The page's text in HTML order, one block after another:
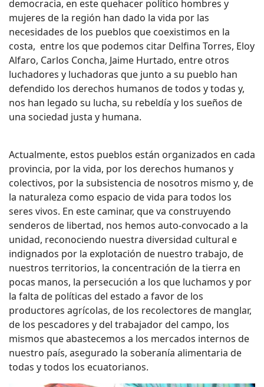
democracia, en este quehacer político hombres y
mujeres de la región han dado la vida por las
necesidades de los pueblos que coexistimos en la
costa, entre los que podemos citar Delfina Torres, Eloy
Alfaro, Carlos Concha, Jaime Hurtado, entre otros
luchadores y luchadoras que junto a su pueblo han
defendido los derechos humanos de todos y todas y,
nos han legado su lucha, su rebeldía y los sueños de
una sociedad justa y humana.
Actualmente, estos pueblos están organizados en cada
provincia, por la vida, por los derechos humanos y
colectivos, por la subsistencia de nosotros mismo y, de
la naturaleza como espacio de vida para todos los
seres vivos. En este caminar, que va construyendo
senderos de libertad, nos hemos auto-convocado a la
unidad, reconociendo nuestra diversidad cultural e
indignados por la explotación de nuestro trabajo, de
nuestros territorios, la concentración de la tierra en
pocas manos, la persecución a los que luchamos y por
la falta de políticas del estado a favor de los
productores agrícolas, de los recolectores de manglar,
de los pescadores y del trabajador del campo, los
mismos que abastecemos a los mercados internos de
nuestro país, asegurado la soberanía alimentaria de
todas y todos los ecuatorianos.